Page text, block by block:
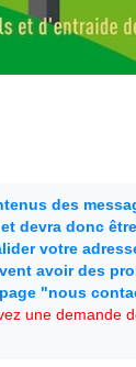
des
donc
votre
avoir des
"nous
une